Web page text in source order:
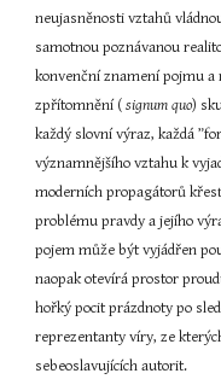
neujasněnosti vztahů
samotnou poznávanou
konvenční znamení pojmu
zpřítomnění ( signum quo)
každý slovní výraz, každá
významnějšího vztahu k
moderních propagátorů
problému pravdy a jejího
pojem může být vyjádřen
naopak otevírá prostor
hořký pocit prázdnoty po
reprezentanty víry, ze
sebeoslavujících autorit.